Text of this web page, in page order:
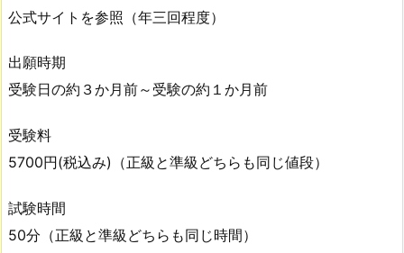
公式サイトを参照（年三回程度）
出願時期
受験日の約３か月前～受験の約１か月前
受験料
5700円(税込み)（正級と準級どちらも同じ値段）
試験時間
50分（正級と準級どちらも同じ時間）